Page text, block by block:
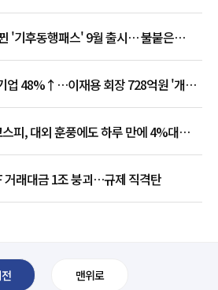
'기후동행패스' 9월 출시… 불붙은
업 48%↑…이재용 회장 728억원 '개인
피, 대외 훈풍에도 하루 만에 4%대
거래대금 1조 붕괴…규제 직격탄
맨위로